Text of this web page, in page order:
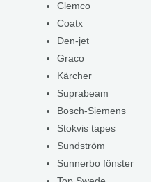
Clemco
Coatx
Den-jet
Graco
Kärcher
Suprabeam
Bosch-Siemens
Stokvis tapes
Sundström
Sunnerbo fönster